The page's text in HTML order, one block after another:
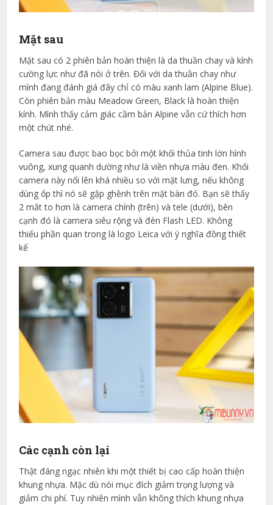
Mặt sau
Mặt sau có 2 phiên bản hoàn thiện là da thuần chay và kính
cường lực như đã nói ở trên. Đối với da thuần chay như
mình đang đánh giá đây chỉ có màu xanh lam (Alpine Blue).
Còn phiên bản màu Meadow Green, Black là hoàn thiện
kính. Mình thấy cảm giác cầm bản Alpine vẫn cứ thích hơn
một chút nhé.
Camera sau được bao bọc bởi một khối thủa tinh lớn hình
vuông, xung quanh dường như là viền nhựa màu đen. Khối
camera này nổi lên khá nhiều so với mặt lưng, nếu không
dùng ốp thì nó sẽ gập ghềnh trên mặt bàn đó. Bạn sẽ thấy
2 mắt to hơn là camera chính (trên) và tele (dưới), bên
cạnh đó là camera siêu rộng và đèn Flash LED. Không
thiếu phần quan trong là logo Leica với ý nghĩa đồng thiết
kế
Các cạnh còn lại
Thật đáng ngạc nhiên khi một thiết bị cao cấp hoàn thiện
khung nhựa. Mặc dù nói mục đích giảm trọng lượng và
giảm chi phí. Tuy nhiên mình vẫn không thích khung nhựa